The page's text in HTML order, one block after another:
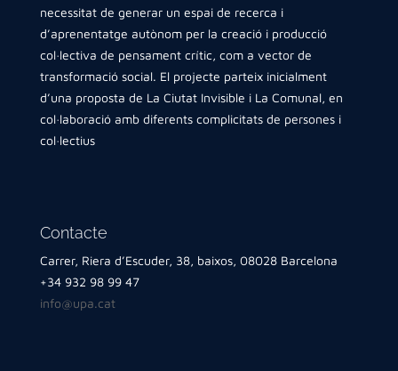
necessitat de generar un espai de recerca i
d’aprenentatge autònom per la creació i producció
col·lectiva de pensament crític, com a vector de
transformació social. El projecte parteix inicialment
d’una proposta de La Ciutat Invisible i La Comunal, en
col·laboració amb diferents complicitats de persones i
col·lectius
Contacte
Carrer, Riera d’Escuder, 38, baixos, 08028 Barcelona
+34 932 98 99 47
info@upa.cat